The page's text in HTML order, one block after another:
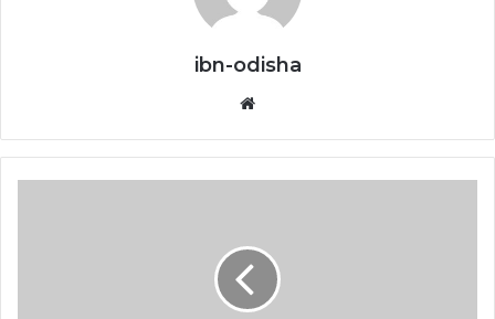
ibn-odisha
Website